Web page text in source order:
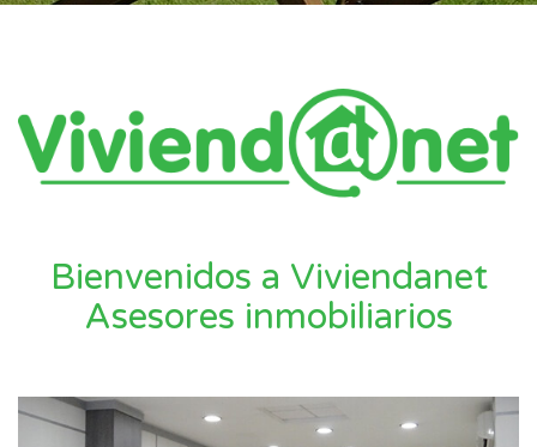
Bienvenidos a Viviendanet
Asesores inmobiliarios